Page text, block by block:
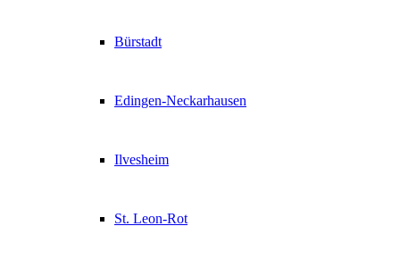
Bürstadt
Edingen-Neckarhausen
Ilvesheim
St. Leon-Rot